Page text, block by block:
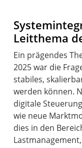
Leitthema
Ein prägendes
2025 war die
stabiles,
werden können.
digitale
wie neue
dies in den